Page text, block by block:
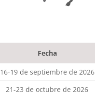
Fecha
16-19 de septiembre de 2026
21-23 de octubre de 2026